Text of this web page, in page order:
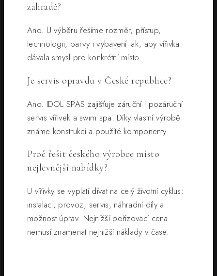
zahradě?
Ano. U výběru řešíme rozměr, přístup,
technologii, barvy i vybavení tak, aby vířivka
dávala smysl pro konkrétní místo.
Je servis opravdu v České republice?
Ano. IDOL SPAS zajišťuje záruční i pozáruční
servis vířivek a swim spa. Díky vlastní výrobě
známe konstrukci a použité komponenty.
Proč řešit českého výrobce místo
nejlevnější nabídky?
U vířivky se vyplatí dívat na celý životní cyklus:
instalaci, provoz, servis, náhradní díly a
možnost úprav. Nejnižší pořizovací cena
nemusí znamenat nejnižší náklady v čase.